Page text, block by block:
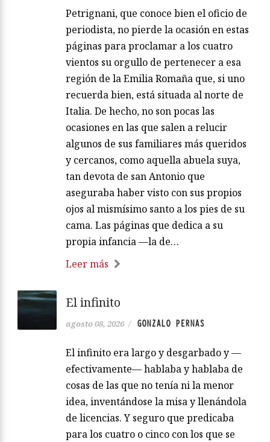
Petrignani, que conoce bien el oficio de
periodista, no pierde la ocasión en estas
páginas para proclamar a los cuatro
vientos su orgullo de pertenecer a esa
región de la Emilia Romaña que, si uno
recuerda bien, está situada al norte de
Italia. De hecho, no son pocas las
ocasiones en las que salen a relucir
algunos de sus familiares más queridos
y cercanos, como aquella abuela suya,
tan devota de san Antonio que
aseguraba haber visto con sus propios
ojos al mismísimo santo a los pies de su
cama. Las páginas que dedica a su
propia infancia —la de…
Leer más
El infinito
agosto 08, 2026 / GONZALO PERNAS
El infinito era largo y desgarbado y —
efectivamente— hablaba y hablaba de
cosas de las que no tenía ni la menor
idea, inventándose la misa y llenándola
de licencias. Y seguro que predicaba
para los cuatro o cinco con los que se